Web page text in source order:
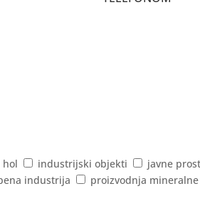
hol industrijski objekti javne
industrija proizvodnja